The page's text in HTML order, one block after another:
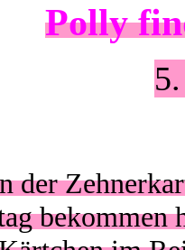
Polly
der
bekommen